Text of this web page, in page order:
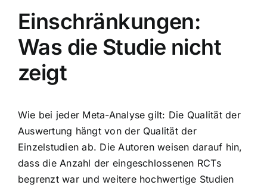
Einschränkungen:
Was die Studie nicht
zeigt
Wie bei jeder Meta-Analyse gilt: Die Qualität der
Auswertung hängt von der Qualität der
Einzelstudien ab. Die Autoren weisen darauf hin,
dass die Anzahl der eingeschlossenen RCTs
begrenzt war und weitere hochwertige Studien